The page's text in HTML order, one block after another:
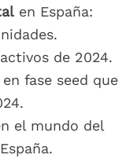
en España:
de 2024.
fase seed que
el mundo del